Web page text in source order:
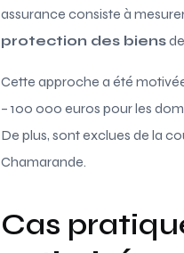
assurance consiste à
protection des biens
Cette approche a été
– 100 000 euros pour les
De plus, sont exclues de la
Chamarande.
Cas